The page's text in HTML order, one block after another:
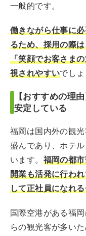
一般的です。
働きながら仕事に
るため、採用の際
「笑顔でお客さま
視されやすいでしょ
【おすすめの理
安定している
福岡は国内外の観
盛んであり、ホテ
います。 福岡の都
開業も活発に行わ
して正社員になれ
国際空港がある福
らの観光客が多い